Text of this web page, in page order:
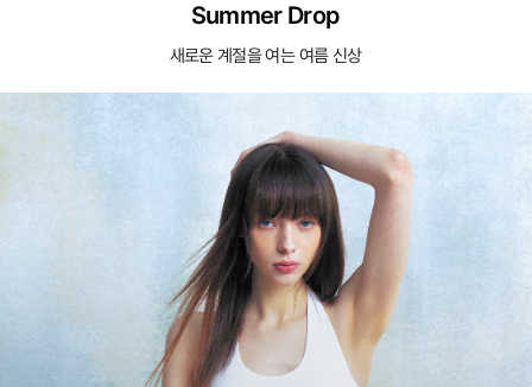
Summer Drop
새로운 계절을 여는 여름 신상